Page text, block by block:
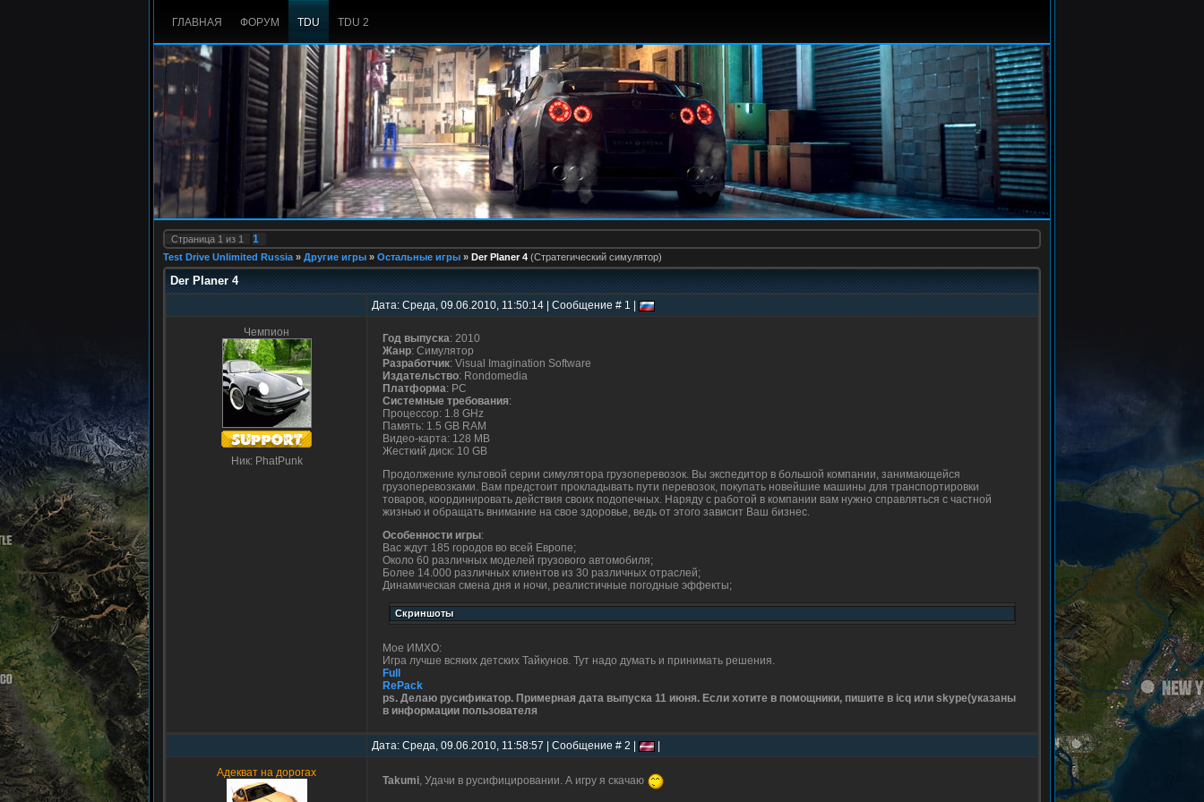
ГЛАВНАЯ ФОРУМ TDU TDU 2
Страница 1 из 1 1
Test Drive Unlimited Russia » Другие игры » Остальные игры » Der Planer 4 (Стратегический симулятор)
Der Planer 4
Дата: Среда, 09.06.2010, 11:50:14 | Сообщение # 1 |
Чемпион
Ник: PhatPunk
Год выпуска: 2010
Жанр: Симулятор
Разработчик: Visual Imagination Software
Издательство: Rondomedia
Платформа: PC
Системные требования:
Процессор: 1.8 GHz
Память: 1.5 GB RAM
Видео-карта: 128 MB
Жесткий диск: 10 GB
Продолжение культовой серии симулятора грузоперевозок. Вы экспедитор в большой компании, занимающейся
грузоперевозками. Вам предстоит прокладывать пути перевозок, покупать новейшие машины для транспортировки
товаров, координировать действия своих подопечных. Наряду с работой в компании вам нужно справляться с частной
жизнью и обращать внимание на свое здоровье, ведь от этого зависит Ваш бизнес.
Особенности игры:
Вас ждут 185 городов во всей Европе;
Около 60 различных моделей грузового автомобиля;
Более 14.000 различных клиентов из 30 различных отраслей;
Динамическая смена дня и ночи, реалистичные погодные эффекты;
Мое ИМХО:
Игра лучше всяких детских Тайкунов. Тут надо думать и принимать решения.
Full
RePack
ps. Делаю русификатор. Примерная дата выпуска 11 июня. Если хотите в помощники, пишите в icq или skype(указаны
в информации пользователя
Дата: Среда, 09.06.2010, 11:58:57 | Сообщение # 2 |
Адекват на дорогах
Takumi, Удачи в русифицировании. А игру я скачаю